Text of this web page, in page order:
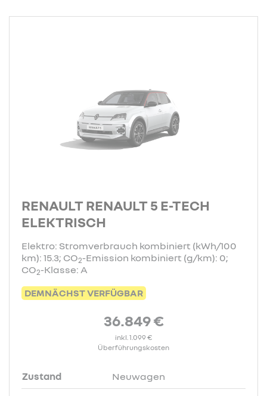
RENAULT RENAULT 5 E-TECH
ELEKTRISCH
Elektro: Stromverbrauch kombiniert (kWh/100
km): 15.3; CO2-Emission kombiniert (g/km): 0;
CO2-Klasse: A
DEMNÄCHST VERFÜGBAR
36.849 €
inkl. 1.099 €
Überführungskosten
Zustand Neuwagen